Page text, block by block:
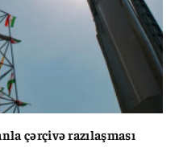
çərçivə razılaşması